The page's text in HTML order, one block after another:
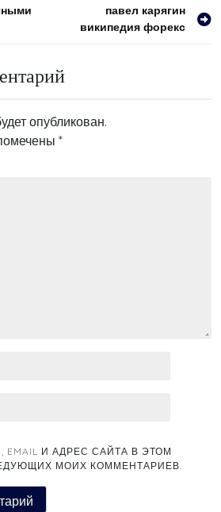
павел карягин
википедия форекс
опубликован.
*
И АДРЕС САЙТА В ЭТОМ
МОИХ КОММЕНТАРИЕВ.